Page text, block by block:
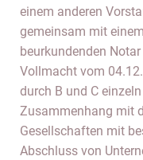
einem anderen
gemeinsam mit
beurkundenden
Vollmacht vom
durch B und C
Zusammenhang mit
Gesellschaften mit
Abschluss von